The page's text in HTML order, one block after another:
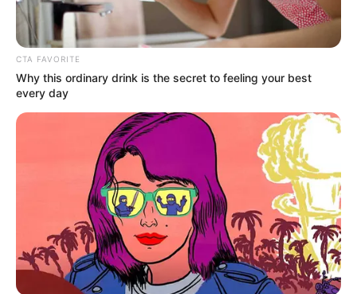
CTA FAVORITE
Why this ordinary drink is the secret to feeling your best
every day